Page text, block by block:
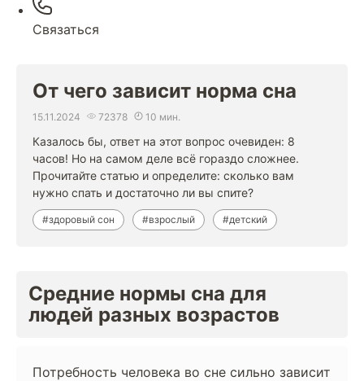
Связаться
От чего зависит норма сна
15.11.2024 72378 10 мин.
Казалось бы, ответ на этот вопрос очевиден: 8
часов! Но на самом деле всё гораздо сложнее.
Прочитайте статью и определите: сколько вам
нужно спать и достаточно ли вы спите?
#здоровый сон #взрослый #детский
Средние нормы сна для
людей разных возрастов
Потребность человека во сне сильно зависит